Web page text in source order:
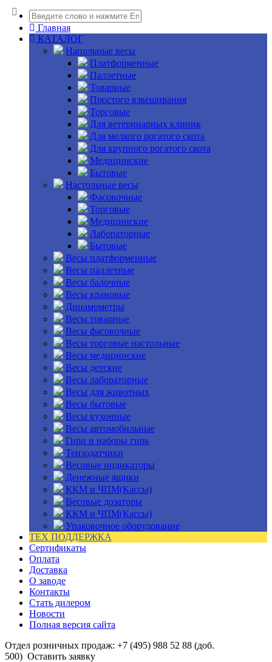
Главная
КАТАЛОГ
Напольные весы
Платформенные
Паллетные
Товарные
Простого взвешивания
Торговые
Для ветеринарных клиник
Для мелкого рогатого скота
Для крупного рогатого скота
Медицинские
Бытовые
Настольные весы
Фасовочные
Торговые
Медицинские
Лабораторные
Бытовые
Весы платформенные
Весы паллетные
Весы балочные
Весы крановые
Динамометры
Весы товарные
Весы фасовочные
Весы торговые настольные
Весы медицинские
Весы детские
Весы лабораторные
Весы для животных
Весы бытовые
Весы кухонные
Весы автомобильные
Гири и наборы гирь
Тензодатчики
Весовые индикаторы
Денежные ящики
ККМ и ЧПМ(Кассы)
Весовые дозаторы
ККМ и ЧПМ(Кассы)
Упаковочное оборудование
ТЕХ ПОДДЕРЖКА
Сертификаты
Оплата
Доставка
О заводе
Контакты
Стать дилером
Новости
Полная версия сайта
Отдел розничных продаж: +7 (495) 988 52 88 (доб.
500) Оставить заявку